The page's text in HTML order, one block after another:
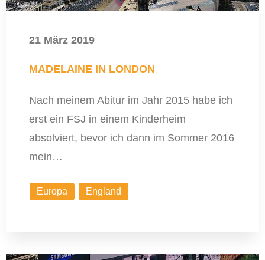
21 März 2019
MADELAINE IN LONDON
Nach meinem Abitur im Jahr 2015 habe ich
erst ein FSJ in einem Kinderheim
absolviert, bevor ich dann im Sommer 2016
mein…
Europa England